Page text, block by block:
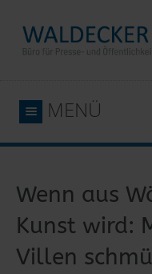
MENÜ
Wenn aus
Kunst wird:
Villen